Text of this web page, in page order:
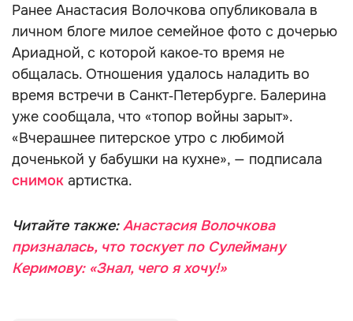
Ранее Анастасия Волочкова опубликовала в
личном блоге милое семейное фото с дочерью
Ариадной, с которой какое‑то время не
общалась. Отношения удалось наладить во
время встречи в Санкт‑Петербурге. Балерина
уже сообщала, что «топор войны зарыт».
«Вчерашнее питерское утро с любимой
доченькой у бабушки на кухне», — подписала
снимок артистка.
Читайте также:Анастасия Волочкова
призналась, что тоскует по Сулейману
Керимову: «Знал, чего я хочу!»